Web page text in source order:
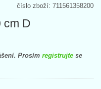
číslo zboží: 711561358200
cm D
Prosím registrujte se